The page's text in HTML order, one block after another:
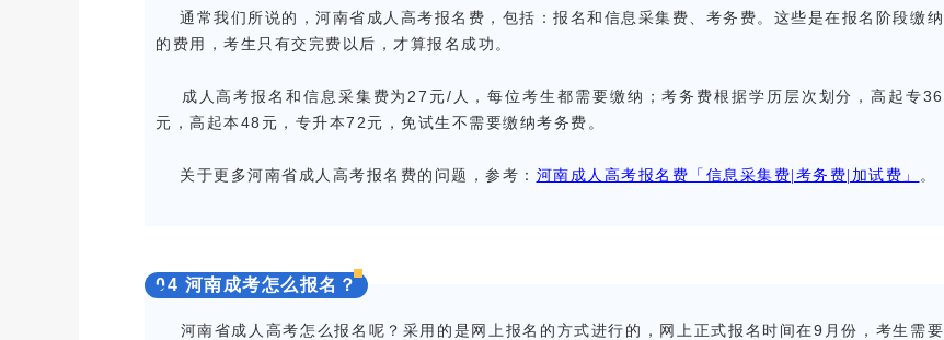
通常我们所说的，河南省成人高考报名费，包括：报名和信息采集费、考务费。这些是在报名阶段缴纳
的费用，考生只有交完费以后，才算报名成功。
成人高考报名和信息采集费为27元/人，每位考生都需要缴纳；考务费根据学历层次划分，高起专36
元，高起本48元，专升本72元，免试生不需要缴纳考务费。
关于更多河南省成人高考报名费的问题，参考： 河南成人高考报名费「信息采集费|考务费|加试费」 。
04 河南成考怎么报名？
河南省成人高考怎么报名呢？采用的是网上报名的方式进行的，网上正式报名时间在9月份，考生需要